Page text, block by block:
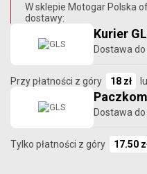
W sklepie Motogar Polska
dostawy:
Kurier
Dostawa
Przy płatności z góry 18 zł
Dostawa
Tylko płatności z góry 17.50